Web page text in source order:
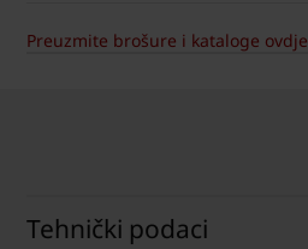
Preuzmite brošure i kataloge ovdje
Tehnički podaci